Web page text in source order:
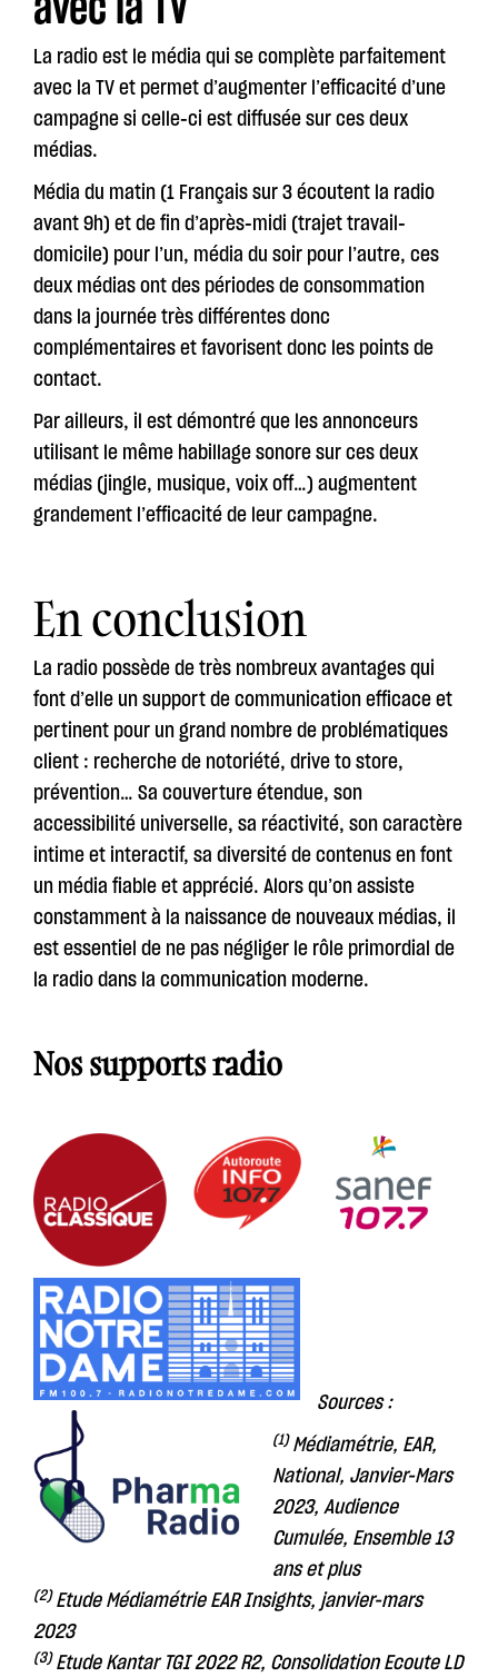
La radio est le média qui se complète parfaitement
avec la TV et permet d’augmenter l’efficacité d’une
campagne si celle-ci est diffusée sur ces deux
médias.
Média du matin (1 Français sur 3 écoutent la radio
avant 9h) et de fin d’après-midi (trajet travail-
domicile) pour l’un, média du soir pour l’autre, ces
deux médias ont des périodes de consommation
dans la journée très différentes donc
complémentaires et favorisent donc les points de
contact.
Par ailleurs, il est démontré que les annonceurs
utilisant le même habillage sonore sur ces deux
médias (jingle, musique, voix off…) augmentent
grandement l’efficacité de leur campagne.
En conclusion
La radio possède de très nombreux avantages qui
font d’elle un support de communication efficace et
pertinent pour un grand nombre de problématiques
client : recherche de notoriété, drive to store,
prévention… Sa couverture étendue, son
accessibilité universelle, sa réactivité, son caractère
intime et interactif, sa diversité de contenus en font
un média fiable et apprécié. Alors qu’on assiste
constamment à la naissance de nouveaux médias, il
est essentiel de ne pas négliger le rôle primordial de
la radio dans la communication moderne.
Nos supports radio
Sources :
(1)Médiamétrie, EAR,
National, Janvier-Mars
2023, Audience
Cumulée, Ensemble 13
ans et plus
(2)Etude Médiamétrie EAR Insights, janvier-mars
2023
(3)Etude Kantar TGI 2022 R2, Consolidation Ecoute LD